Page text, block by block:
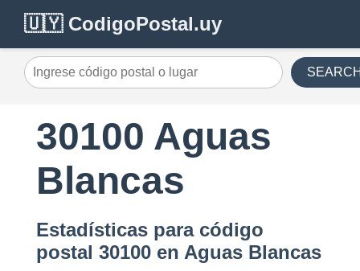
🇺🇾 CodigoPostal.uy
30100 Aguas
Blancas
Estadísticas para código
postal 30100 en Aguas Blancas